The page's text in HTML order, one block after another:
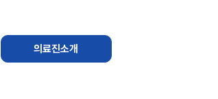
의료진소개